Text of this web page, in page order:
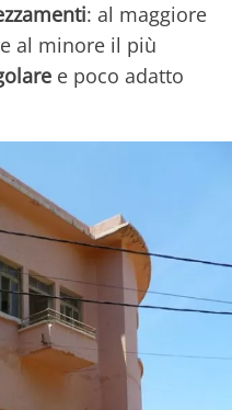
: al maggiore
al minore il più
e poco adatto